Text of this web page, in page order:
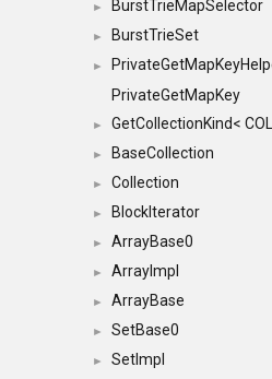
► BurstTrieMapSelector
► BurstTrieSet
►
PrivateGetMapKey
► GetCollectionKind<
► BaseCollection
► Collection
► BlockIterator
► ArrayBase0
► ArrayImpl
► ArrayBase
► SetBase0
► SetImpl